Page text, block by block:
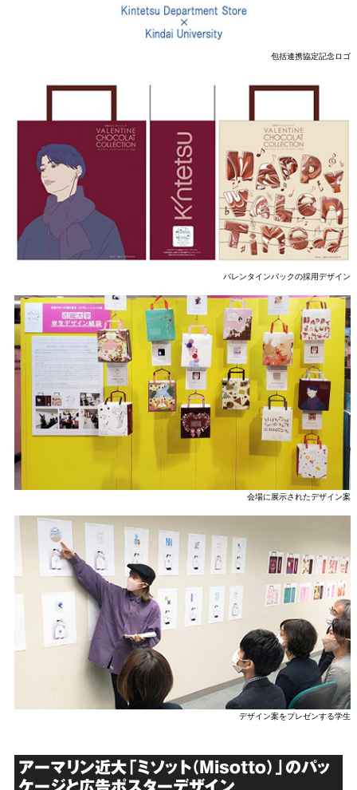
包括連携協定記念ロゴ
バレンタインバックの採用デザイン
会場に展示されたデザイン案
デザイン案をプレゼンする学生
アーマリン近大「ミソット（Misotto）」のパッ
ケージと広告ポスターデザイン